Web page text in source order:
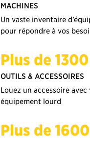
MACHINES
Un vaste inventaire
pour répondre à vos
Plus de 1300
OUTILS & ACCESSOIRES
Louez un accessoire avec
équipement lourd
Plus de 1600